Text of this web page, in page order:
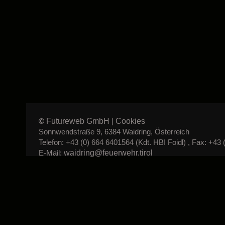
© Futureweb GmbH | Cookies
Sonnwendstraße 9, 6384 Waidring, Österreich
Telefon: +43 (0) 664 6401564 (Kdt. HBI Foidl) , Fax: +43
E-Mail: waidring@feuerwehr.tirol